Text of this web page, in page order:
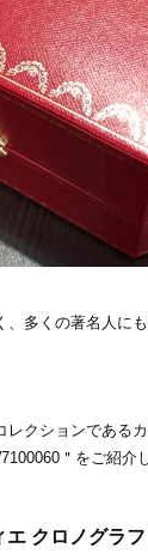
、多くの著名人に
クションである
＂をご紹介
エ クロノグラ